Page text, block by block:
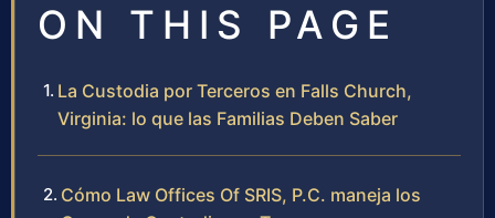
ON THIS PAGE
La Custodia por Terceros en Falls Church,
Virginia: lo que las Familias Deben Saber
Cómo Law Offices Of SRIS, P.C. maneja los